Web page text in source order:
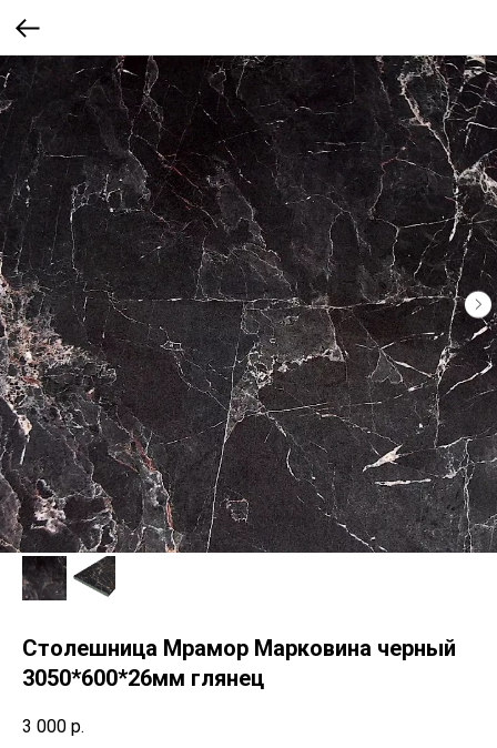
Столешница Мрамор Марковина черный
3050*600*26мм глянец
3 000 р.